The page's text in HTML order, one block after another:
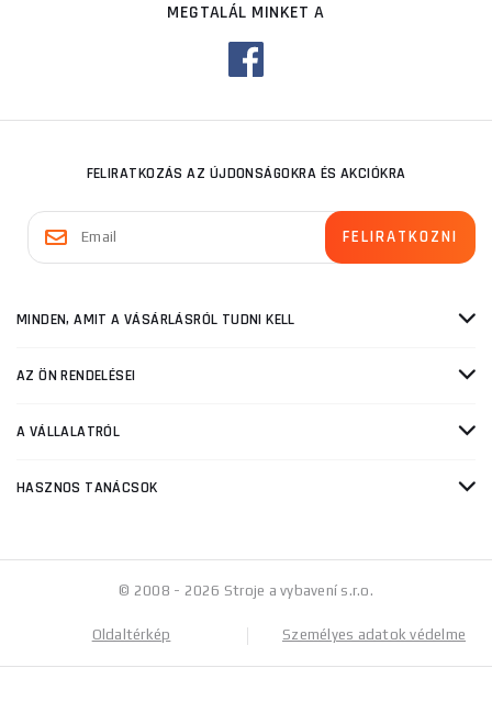
MEGTALÁL MINKET A
FELIRATKOZÁS AZ ÚJDONSÁGOKRA ÉS AKCIÓKRA
MINDEN, AMIT A VÁSÁRLÁSRÓL TUDNI KELL
AZ ÖN RENDELÉSEI
A VÁLLALATRÓL
HASZNOS TANÁCSOK
© 2008 - 2026 Stroje a vybavení s.r.o.
Oldaltérkép Személyes adatok védelme